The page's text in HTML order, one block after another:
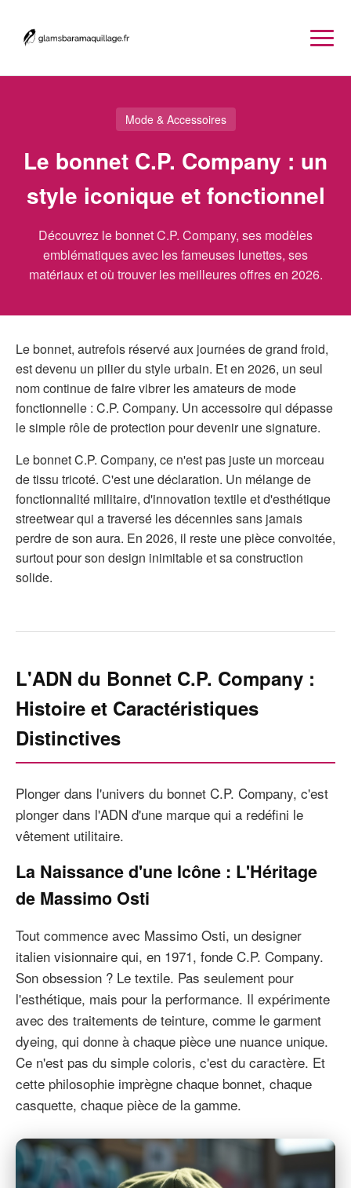
Mode & Accessoires
Le bonnet C.P. Company : un
style iconique et fonctionnel
Découvrez le bonnet C.P. Company, ses modèles
emblématiques avec les fameuses lunettes, ses
matériaux et où trouver les meilleures offres en 2026.
Le bonnet, autrefois réservé aux journées de grand froid,
est devenu un pilier du style urbain. Et en 2026, un seul
nom continue de faire vibrer les amateurs de mode
fonctionnelle : C.P. Company. Un accessoire qui dépasse
le simple rôle de protection pour devenir une signature.
Le bonnet C.P. Company, ce n'est pas juste un morceau
de tissu tricoté. C'est une déclaration. Un mélange de
fonctionnalité militaire, d'innovation textile et d'esthétique
streetwear qui a traversé les décennies sans jamais
perdre de son aura. En 2026, il reste une pièce convoitée,
surtout pour son design inimitable et sa construction
solide.
L'ADN du Bonnet C.P. Company :
Histoire et Caractéristiques
Distinctives
Plonger dans l'univers du bonnet C.P. Company, c'est
plonger dans l'ADN d'une marque qui a redéfini le
vêtement utilitaire.
La Naissance d'une Icône : L'Héritage
de Massimo Osti
Tout commence avec Massimo Osti, un designer
italien visionnaire qui, en 1971, fonde C.P. Company.
Son obsession ? Le textile. Pas seulement pour
l'esthétique, mais pour la performance. Il expérimente
avec des traitements de teinture, comme le garment
dyeing, qui donne à chaque pièce une nuance unique.
Ce n'est pas du simple coloris, c'est du caractère. Et
cette philosophie imprègne chaque bonnet, chaque
casquette, chaque pièce de la gamme.